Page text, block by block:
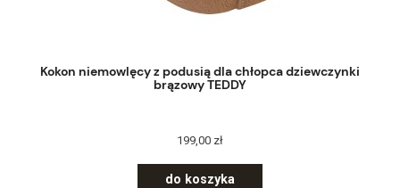
Kokon niemowlęcy z podusią dla chłopca dziewczynki
brązowy TEDDY
199,00 zł
do koszyka